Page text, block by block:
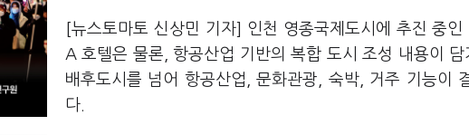
[뉴스토마토 신상민 기자] 인천 영종국제도시에 추진 중
A 호텔은 물론, 항공산업 기반의 복합 도시 조성 내용이
배후도시를 넘어 항공산업, 문화관광, 숙박, 거주 기능이
다.